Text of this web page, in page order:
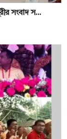
সংবাদ স...